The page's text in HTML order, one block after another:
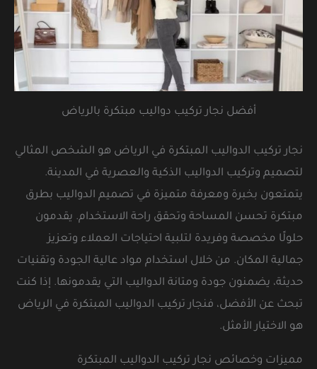
أفضل نجار تركيب دواليب مبتكرة بالرياض
نجار تركيب الدواليب المبتكرة في الرياض هو الشخص المثالي
لتصميم وتركيب الدواليب الذكية والعصرية في المدينة.
يتمتعون بخبرة ومعرفة متميزة في تصميم الدواليب بطرق
مبتكرة تحسن المساحة وتحقق راحة الاستخدام. يقدمون
حلولًا مخصصة وفريدة لتلبية احتياجات العملاء وتعزيز
جمالية المكان. من خلال استخدام مواد عالية الجودة وتقنيات
حديثة، يضمنون جودة ومتانة الدواليب التي يقدمونها. إذا كنت
تبحث عن الأفضل، فنجار تركيب الدواليب المبتكرة في الرياض
هو الاختيار الأمثل.
مميزات وخصائص نجار تركيب الدواليب المبتكرة